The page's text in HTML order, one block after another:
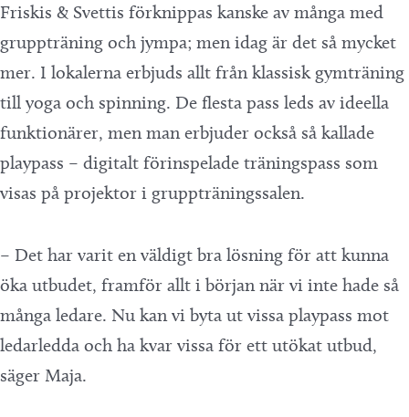
Friskis & Svettis förknippas kanske av många med
gruppträning och jympa; men idag är det så mycket
mer. I lokalerna erbjuds allt från klassisk gymträning
till yoga och spinning. De flesta pass leds av ideella
funktionärer, men man erbjuder också så kallade
playpass – digitalt förinspelade träningspass som
visas på projektor i gruppträningssalen.
– Det har varit en väldigt bra lösning för att kunna
öka utbudet, framför allt i början när vi inte hade så
många ledare. Nu kan vi byta ut vissa playpass mot
ledarledda och ha kvar vissa för ett utökat utbud,
säger Maja.